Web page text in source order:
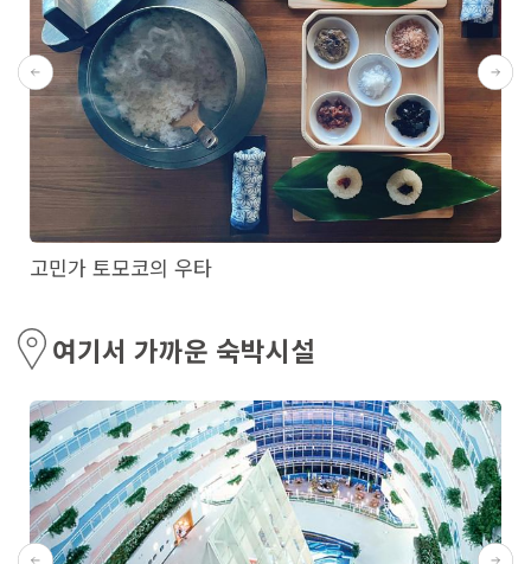
고민가 토모코의 우타
여기서 가까운 숙박시설